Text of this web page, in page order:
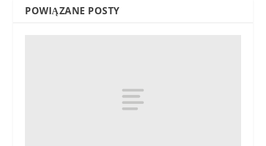
POWIĄZANE POSTY